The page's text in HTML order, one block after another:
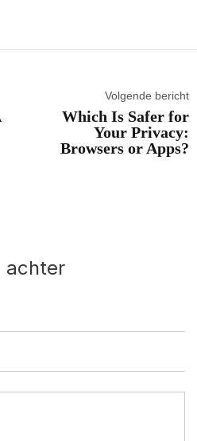
Volgende bericht
Which Is Safer for
Your Privacy:
Browsers or Apps?
achter